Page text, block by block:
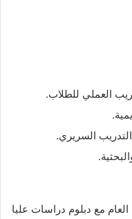
العملي للطلاب.
السريري.
مع دبلوم دراسات عليا